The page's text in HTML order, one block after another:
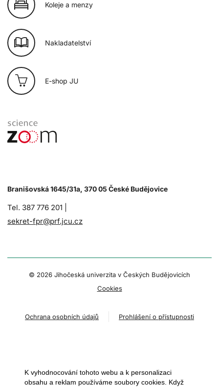
Koleje a menzy
Nakladatelství
E-shop JU
Branišovská 1645/31a, 370 05 České Budějovice
Tel. 387 776 201 |
sekret-fpr@prf.jcu.cz
© 2026 Jihočeská univerzita v Českých Budějovicích
Cookies
Ochrana osobních údajů Prohlášení o přístupnosti
K vyhodnocování tohoto webu a k personalizaci
obsahu a reklam používáme soubory cookies. Když